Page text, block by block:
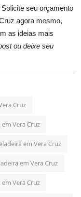
Solicite seu orçamento
agora mesmo,
as ideias mais
ou deixe seu
Cruz
Vera Cruz
em Vera Cruz
em Vera Cruz
Vera Cruz